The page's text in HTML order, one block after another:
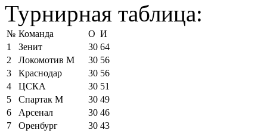
Турнирная таблица:
№ Команда О И
1
Зенит 30 64
2
Локомотив М 30 56
3
Краснодар 30 56
4
ЦСКА 30 51
5
Спартак М 30 49
6
Арсенал 30 46
7
Оренбург 30 43